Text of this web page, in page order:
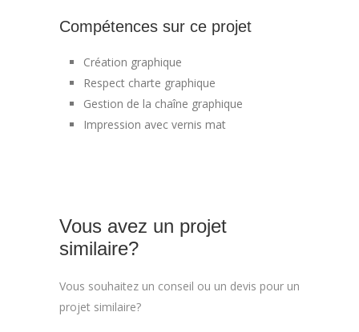
Compétences sur ce projet
Création graphique
Respect charte graphique
Gestion de la chaîne graphique
Impression avec vernis mat
Vous avez un projet
similaire?
Vous souhaitez un conseil ou un devis pour un
projet similaire?